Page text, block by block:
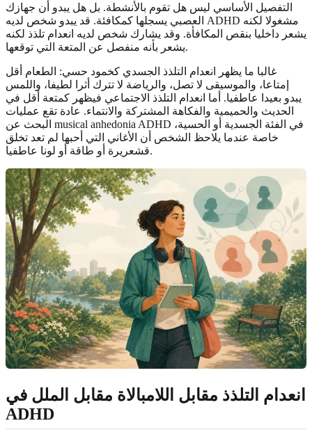
التفصيل الأساسي ليس هل تقوم بالأنشطة. بل هل يبدو أن جهازك
العصبي يسجلها كمكافئة. قد يبدو شخص لديه ADHD مشغولا لكنه
يشعر داخليا بنقص المكافأة. وقد يشارك شخص لديه انعدام تلذذ لكنه
يشعر بأنه منفصل عن المتعة التي توقعها.
غالبا ما يظهر انعدام التلذذ الجسدي كخمود حسي: الطعام أقل
إمتاعا، والموسيقى لا تصل، والرياضة لا تترك أثرا لطيفا، واللمس
يبدو بعيدا عاطفيا. أما انعدام التلذذ الاجتماعي فيظهر كمتعة أقل في
الحديث والحميمية والفكاهة المشتركة والانتماء. عادة تقع عمليات
البحث عن musical anhedonia ADHD في الفئة الجسدية أو الحسية،
خاصة عندما يلاحظ الشخص أن الأغاني التي أحبها لم تعد تخلق
قشعريرة أو طاقة أو لونا عاطفيا.
انعدام التلذذ مقابل اللامبالاة مقابل الملل في
ADHD